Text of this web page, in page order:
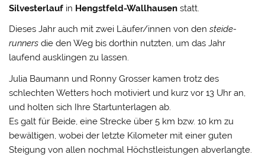
Silvesterlauf in Hengstfeld-Wallhausen statt.
Dieses Jahr auch mit zwei Läufer/innen von densteide-
runners die den Weg bis dorthin nutzten, um das Jahr
laufend ausklingen zu lassen.
Julia Baumann und Ronny Grosser kamen trotz des
schlechten Wetters hoch motiviert und kurz vor 13 Uhr an,
und holten sich Ihre Startunterlagen ab.
Es galt für Beide, eine Strecke über 5 km bzw. 10 km zu
bewältigen, wobei der letzte Kilometer mit einer guten
Steigung von allen nochmal Höchstleistungen abverlangte.